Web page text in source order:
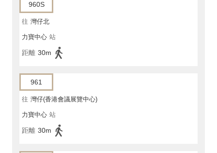
960S
往 灣仔北
力寶中心 站
距離 30m
961
往 灣仔(香港會議展覽中心)
力寶中心 站
距離 30m